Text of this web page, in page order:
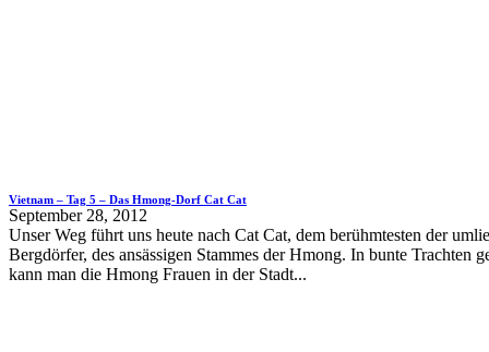
Vietnam – Tag 5 – Das Hmong-Dorf Cat Cat
September 28, 2012
Unser Weg führt uns heute nach Cat Cat, dem berühmtesten der
Bergdörfer, des ansässigen Stammes der Hmong. In bunte Trachten
kann man die Hmong Frauen in der Stadt...